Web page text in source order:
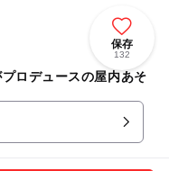
保存
132
ロデュースの屋内あそ